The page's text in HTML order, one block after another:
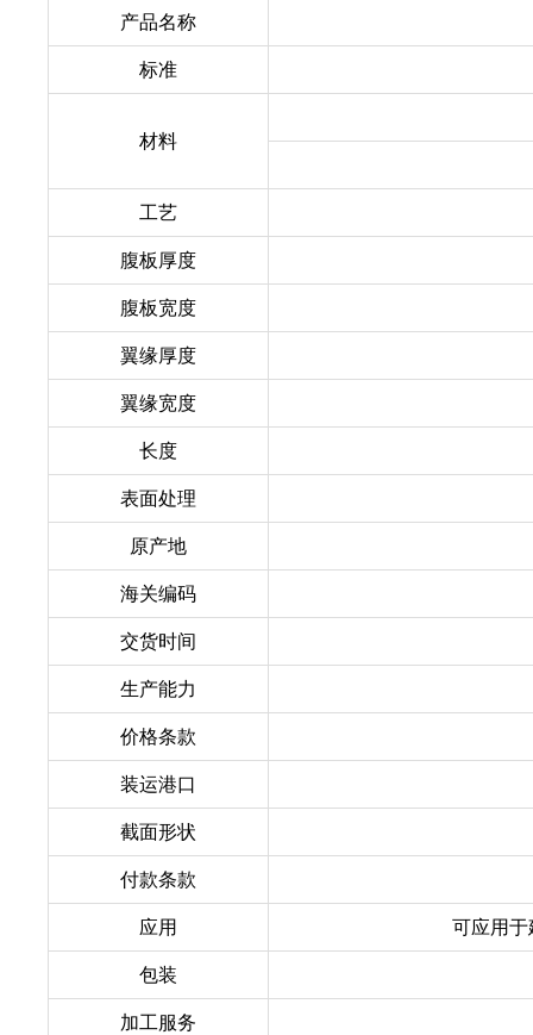
产品名称
标准
材料
工艺
腹板厚度
腹板宽度
翼缘厚度
翼缘宽度
长度
表面处理
原产地
海关编码
交货时间
生产能力
价格条款
装运港口
截面形状
付款条款
应用 可应用
包装
加工服务